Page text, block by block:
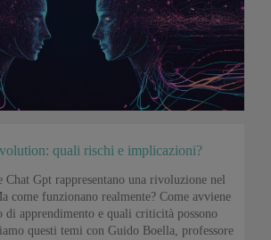
quali rischi e implicazioni?
Chat Gpt rappresentano una rivoluzione nel
come funzionano realmente? Come avviene
di apprendimento e quali criticità possono
questi temi con Guido Boella, professore